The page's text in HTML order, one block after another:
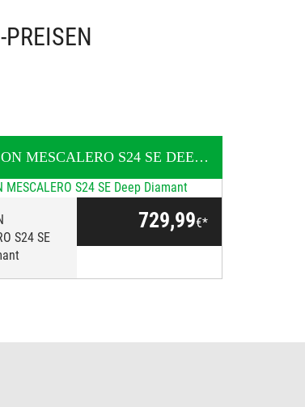
MESCALERO S24 SE DEEP DIAMANT
S24 SE
729,99€*